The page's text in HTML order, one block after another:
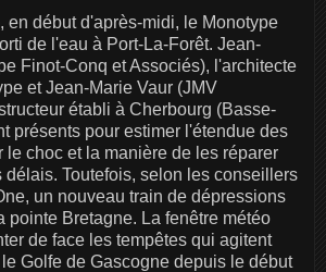
en début d'après-midi, le Monotype
de l'eau à Port-La-Forêt. Jean-
Finot-Conq et Associés), l'architecte
et Jean-Marie Vaur (JMV
établi à Cherbourg (Basse-
présents pour estimer l'étendue des
le choc et la manière de les réparer
Toutefois, selon les conseillers
un nouveau train de dépressions
pointe Bretagne. La fenêtre météo
de face les tempêtes qui agitent
Golfe de Gascogne depuis le début